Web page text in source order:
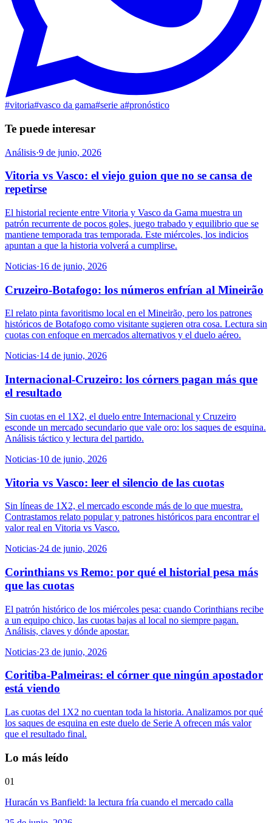
#vitoria#vasco da gama#serie a#pronóstico
Te puede interesar
Análisis·9 de junio, 2026
Vitoria vs Vasco: el viejo guion que no se cansa de
repetirse
El historial reciente entre Vitoria y Vasco da Gama muestra un
patrón recurrente de pocos goles, juego trabado y equilibrio que se
mantiene temporada tras temporada. Este miércoles, los indicios
apuntan a que la historia volverá a cumplirse.
Noticias·16 de junio, 2026
Cruzeiro-Botafogo: los números enfrían al Mineirão
El relato pinta favoritismo local en el Mineirão, pero los patrones
históricos de Botafogo como visitante sugieren otra cosa. Lectura sin
cuotas con enfoque en mercados alternativos y el duelo aéreo.
Noticias·14 de junio, 2026
Internacional-Cruzeiro: los córners pagan más que
el resultado
Sin cuotas en el 1X2, el duelo entre Internacional y Cruzeiro
esconde un mercado secundario que vale oro: los saques de esquina.
Análisis táctico y lectura del partido.
Noticias·10 de junio, 2026
Vitoria vs Vasco: leer el silencio de las cuotas
Sin líneas de 1X2, el mercado esconde más de lo que muestra.
Contrastamos relato popular y patrones históricos para encontrar el
valor real en Vitoria vs Vasco.
Noticias·24 de junio, 2026
Corinthians vs Remo: por qué el historial pesa más
que las cuotas
El patrón histórico de los miércoles pesa: cuando Corinthians recibe
a un equipo chico, las cuotas bajas al local no siempre pagan.
Análisis, claves y dónde apostar.
Noticias·23 de junio, 2026
Coritiba-Palmeiras: el córner que ningún apostador
está viendo
Las cuotas del 1X2 no cuentan toda la historia. Analizamos por qué
los saques de esquina en este duelo de Serie A ofrecen más valor
que el resultado final.
Lo más leído
01
Huracán vs Banfield: la lectura fría cuando el mercado calla